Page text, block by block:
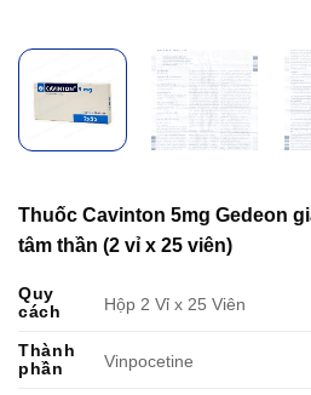
Thuốc Cavinton 5mg Gedeon
tâm thần (2 vỉ x 25 viên)
Quy
cách
Hộp 2 Vỉ x 25 Viên
Thành
phần
Vinpocetine